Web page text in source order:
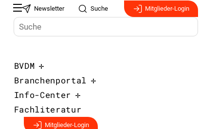
Newsletter Suche Mitglieder-Login
BVDM
Branchenportal
Info-Center
Fachliteratur
Mitglieder-Login